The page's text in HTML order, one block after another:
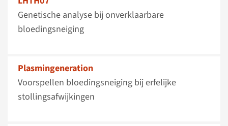
Genetische analyse bij onverklaarbare
bloedingsneiging
Plasmingeneration
Voorspellen bloedingsneiging bij erfelijke
stollingsafwijkingen